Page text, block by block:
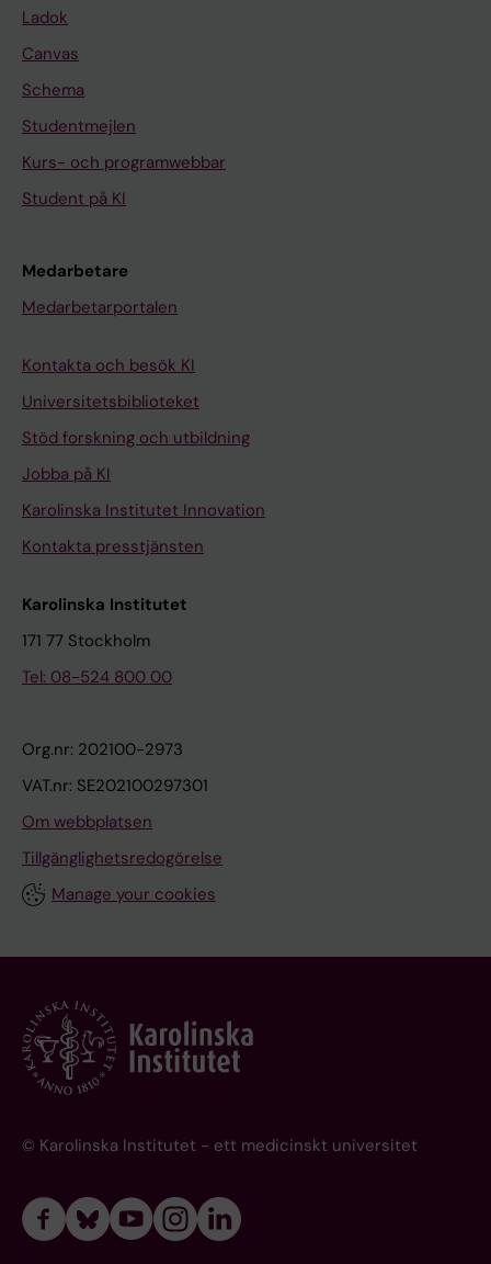
Ladok
Canvas
Schema
Studentmejlen
Kurs- och programwebbar
Student på KI
Medarbetare
Medarbetarportalen
Kontakta och besök KI
Universitetsbiblioteket
Stöd forskning och utbildning
Jobba på KI
Karolinska Institutet Innovation
Kontakta presstjänsten
Karolinska Institutet
171 77 Stockholm
Tel: 08-524 800 00
Org.nr: 202100-2973
VAT.nr: SE202100297301
Om webbplatsen
Tillgänglighetsredogörelse
Manage your cookies
© Karolinska Institutet - ett medicinskt universitet